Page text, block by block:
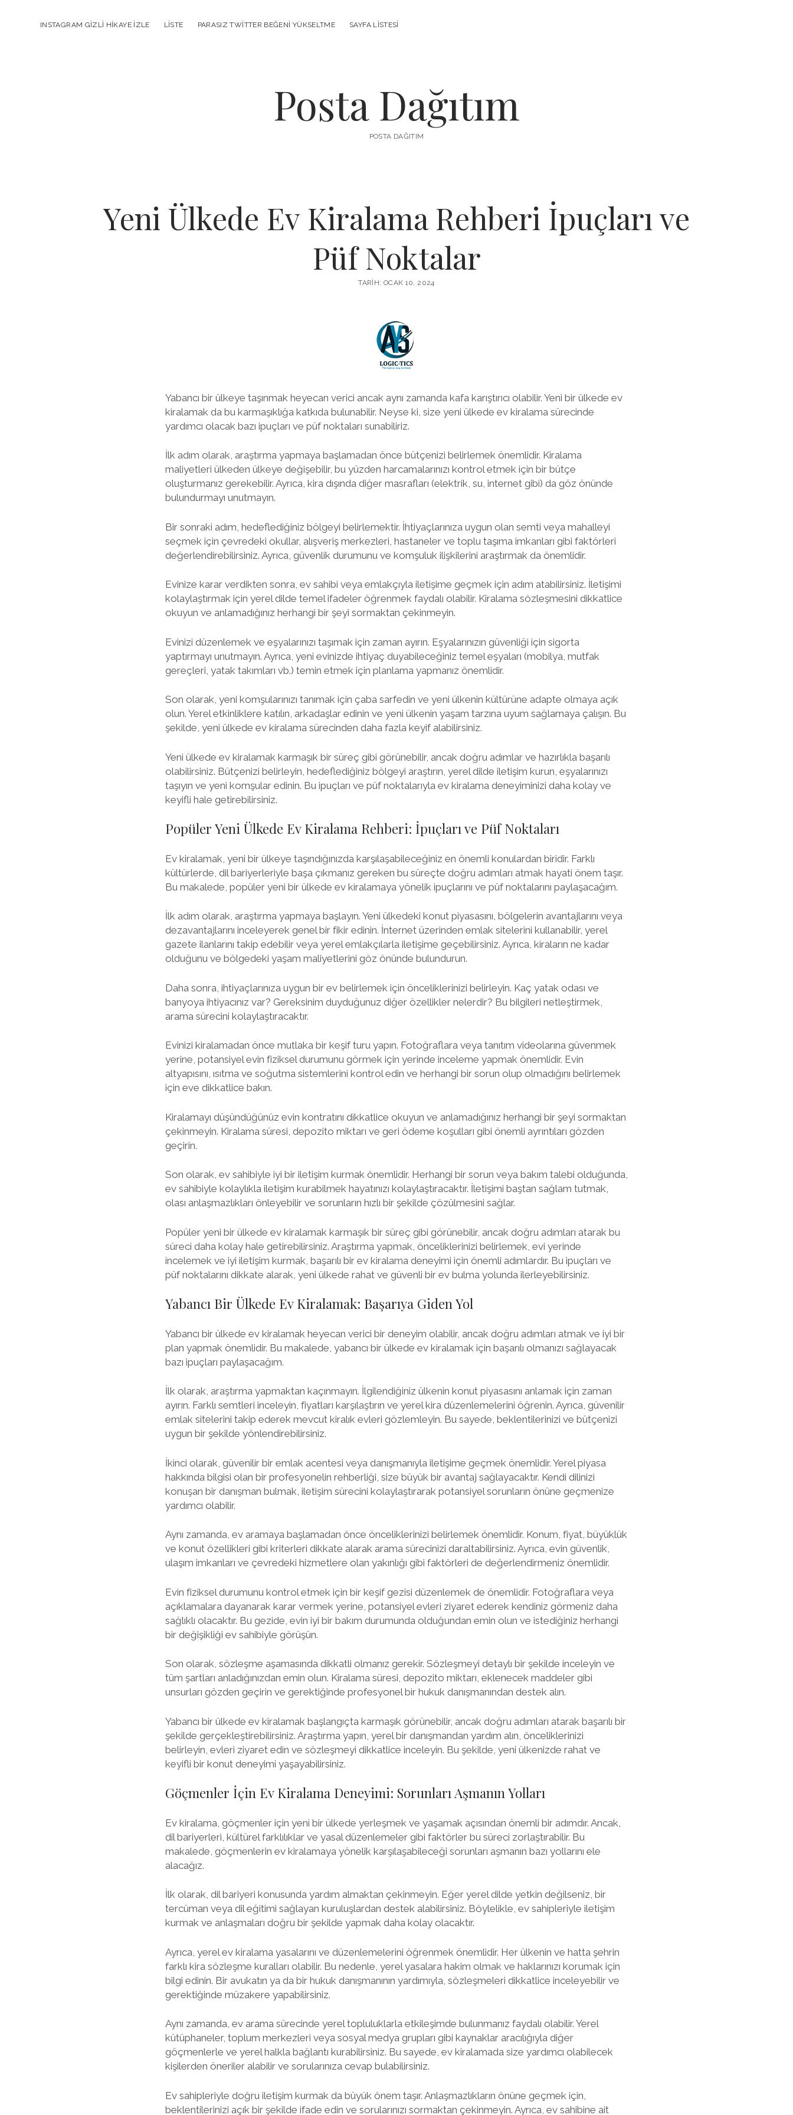
INSTAGRAM GIZLI HIKAYE İZLE LISTE PARASIZ TWITTER BEĞENI YÜKSELTME SAYFA LISTESI
Posta Dağıtım
POSTA DAĞITIM
Yeni Ülkede Ev Kiralama Rehberi İpuçları ve
Püf Noktalar
TARIH: OCAK 10, 2024
Yabancı bir ülkeye taşınmak heyecan verici ancak aynı zamanda kafa karıştırıcı olabilir. Yeni bir ülkede ev
kiralamak da bu karmaşıklığa katkıda bulunabilir. Neyse ki, size yeni ülkede ev kiralama sürecinde
yardımcı olacak bazı ipuçları ve püf noktaları sunabiliriz.
İlk adım olarak, araştırma yapmaya başlamadan önce bütçenizi belirlemek önemlidir. Kiralama
maliyetleri ülkeden ülkeye değişebilir, bu yüzden harcamalarınızı kontrol etmek için bir bütçe
oluşturmanız gerekebilir. Ayrıca, kira dışında diğer masrafları (elektrik, su, internet gibi) da göz önünde
bulundurmayı unutmayın.
Bir sonraki adım, hedeflediğiniz bölgeyi belirlemektir. İhtiyaçlarınıza uygun olan semti veya mahalleyi
seçmek için çevredeki okullar, alışveriş merkezleri, hastaneler ve toplu taşıma imkanları gibi faktörleri
değerlendirebilirsiniz. Ayrıca, güvenlik durumunu ve komşuluk ilişkilerini araştırmak da önemlidir.
Evinize karar verdikten sonra, ev sahibi veya emlakçıyla iletişime geçmek için adım atabilirsiniz. İletişimi
kolaylaştırmak için yerel dilde temel ifadeler öğrenmek faydalı olabilir. Kiralama sözleşmesini dikkatlice
okuyun ve anlamadığınız herhangi bir şeyi sormaktan çekinmeyin.
Evinizi düzenlemek ve eşyalarınızı taşımak için zaman ayırın. Eşyalarınızın güvenliği için sigorta
yaptırmayı unutmayın. Ayrıca, yeni evinizde ihtiyaç duyabileceğiniz temel eşyaları (mobilya, mutfak
gereçleri, yatak takımları vb.) temin etmek için planlama yapmanız önemlidir.
Son olarak, yeni komşularınızı tanımak için çaba sarfedin ve yeni ülkenin kültürüne adapte olmaya açık
olun. Yerel etkinliklere katılın, arkadaşlar edinin ve yeni ülkenin yaşam tarzına uyum sağlamaya çalışın. Bu
şekilde, yeni ülkede ev kiralama sürecinden daha fazla keyif alabilirsiniz.
Yeni ülkede ev kiralamak karmaşık bir süreç gibi görünebilir, ancak doğru adımlar ve hazırlıkla başarılı
olabilirsiniz. Bütçenizi belirleyin, hedeflediğiniz bölgeyi araştırın, yerel dilde iletişim kurun, eşyalarınızı
taşıyın ve yeni komşular edinin. Bu ipuçları ve püf noktalarıyla ev kiralama deneyiminizi daha kolay ve
keyifli hale getirebilirsiniz.
Popüler Yeni Ülkede Ev Kiralama Rehberi: İpuçları ve Püf Noktaları
Ev kiralamak, yeni bir ülkeye taşındığınızda karşılaşabileceğiniz en önemli konulardan biridir. Farklı
kültürlerde, dil bariyerleriyle başa çıkmanız gereken bu süreçte doğru adımları atmak hayati önem taşır.
Bu makalede, popüler yeni bir ülkede ev kiralamaya yönelik ipuçlarını ve püf noktalarını paylaşacağım.
İlk adım olarak, araştırma yapmaya başlayın. Yeni ülkedeki konut piyasasını, bölgelerin avantajlarını veya
dezavantajlarını inceleyerek genel bir fikir edinin. İnternet üzerinden emlak sitelerini kullanabilir, yerel
gazete ilanlarını takip edebilir veya yerel emlakçılarla iletişime geçebilirsiniz. Ayrıca, kiraların ne kadar
olduğunu ve bölgedeki yaşam maliyetlerini göz önünde bulundurun.
Daha sonra, ihtiyaçlarınıza uygun bir ev belirlemek için önceliklerinizi belirleyin. Kaç yatak odası ve
banyoya ihtiyacınız var? Gereksinim duyduğunuz diğer özellikler nelerdir? Bu bilgileri netleştirmek,
arama sürecini kolaylaştıracaktır.
Evinizi kiralamadan önce mutlaka bir keşif turu yapın. Fotoğraflara veya tanıtım videolarına güvenmek
yerine, potansiyel evin fiziksel durumunu görmek için yerinde inceleme yapmak önemlidir. Evin
altyapısını, ısıtma ve soğutma sistemlerini kontrol edin ve herhangi bir sorun olup olmadığını belirlemek
için eve dikkatlice bakın.
Kiralamayı düşündüğünüz evin kontratını dikkatlice okuyun ve anlamadığınız herhangi bir şeyi sormaktan
çekinmeyin. Kiralama süresi, depozito miktarı ve geri ödeme koşulları gibi önemli ayrıntıları gözden
geçirin.
Son olarak, ev sahibiyle iyi bir iletişim kurmak önemlidir. Herhangi bir sorun veya bakım talebi olduğunda,
ev sahibiyle kolaylıkla iletişim kurabilmek hayatınızı kolaylaştıracaktır. İletişimi baştan sağlam tutmak,
olası anlaşmazlıkları önleyebilir ve sorunların hızlı bir şekilde çözülmesini sağlar.
Popüler yeni bir ülkede ev kiralamak karmaşık bir süreç gibi görünebilir, ancak doğru adımları atarak bu
süreci daha kolay hale getirebilirsiniz. Araştırma yapmak, önceliklerinizi belirlemek, evi yerinde
incelemek ve iyi iletişim kurmak, başarılı bir ev kiralama deneyimi için önemli adımlardır. Bu ipuçları ve
püf noktalarını dikkate alarak, yeni ülkede rahat ve güvenli bir ev bulma yolunda ilerleyebilirsiniz.
Yabancı Bir Ülkede Ev Kiralamak: Başarıya Giden Yol
Yabancı bir ülkede ev kiralamak heyecan verici bir deneyim olabilir, ancak doğru adımları atmak ve iyi bir
plan yapmak önemlidir. Bu makalede, yabancı bir ülkede ev kiralamak için başarılı olmanızı sağlayacak
bazı ipuçları paylaşacağım.
İlk olarak, araştırma yapmaktan kaçınmayın. İlgilendiğiniz ülkenin konut piyasasını anlamak için zaman
ayırın. Farklı semtleri inceleyin, fiyatları karşılaştırın ve yerel kira düzenlemelerini öğrenin. Ayrıca, güvenilir
emlak sitelerini takip ederek mevcut kiralık evleri gözlemleyin. Bu sayede, beklentilerinizi ve bütçenizi
uygun bir şekilde yönlendirebilirsiniz.
İkinci olarak, güvenilir bir emlak acentesi veya danışmanıyla iletişime geçmek önemlidir. Yerel piyasa
hakkında bilgisi olan bir profesyonelin rehberliği, size büyük bir avantaj sağlayacaktır. Kendi dilinizi
konuşan bir danışman bulmak, iletişim sürecini kolaylaştırarak potansiyel sorunların önüne geçmenize
yardımcı olabilir.
Aynı zamanda, ev aramaya başlamadan önce önceliklerinizi belirlemek önemlidir. Konum, fiyat, büyüklük
ve konut özellikleri gibi kriterleri dikkate alarak arama sürecinizi daraltabilirsiniz. Ayrıca, evin güvenlik,
ulaşım imkanları ve çevredeki hizmetlere olan yakınlığı gibi faktörleri de değerlendirmeniz önemlidir.
Evin fiziksel durumunu kontrol etmek için bir keşif gezisi düzenlemek de önemlidir. Fotoğraflara veya
açıklamalara dayanarak karar vermek yerine, potansiyel evleri ziyaret ederek kendiniz görmeniz daha
sağlıklı olacaktır. Bu gezide, evin iyi bir bakım durumunda olduğundan emin olun ve istediğiniz herhangi
bir değişikliği ev sahibiyle görüşün.
Son olarak, sözleşme aşamasında dikkatli olmanız gerekir. Sözleşmeyi detaylı bir şekilde inceleyin ve
tüm şartları anladığınızdan emin olun. Kiralama süresi, depozito miktarı, eklenecek maddeler gibi
unsurları gözden geçirin ve gerektiğinde profesyonel bir hukuk danışmanından destek alın.
Yabancı bir ülkede ev kiralamak başlangıçta karmaşık görünebilir, ancak doğru adımları atarak başarılı bir
şekilde gerçekleştirebilirsiniz. Araştırma yapın, yerel bir danışmandan yardım alın, önceliklerinizi
belirleyin, evleri ziyaret edin ve sözleşmeyi dikkatlice inceleyin. Bu şekilde, yeni ülkenizde rahat ve
keyifli bir konut deneyimi yaşayabilirsiniz.
Göçmenler İçin Ev Kiralama Deneyimi: Sorunları Aşmanın Yolları
Ev kiralama, göçmenler için yeni bir ülkede yerleşmek ve yaşamak açısından önemli bir adımdır. Ancak,
dil bariyerleri, kültürel farklılıklar ve yasal düzenlemeler gibi faktörler bu süreci zorlaştırabilir. Bu
makalede, göçmenlerin ev kiralamaya yönelik karşılaşabileceği sorunları aşmanın bazı yollarını ele
alacağız.
İlk olarak, dil bariyeri konusunda yardım almaktan çekinmeyin. Eğer yerel dilde yetkin değilseniz, bir
tercüman veya dil eğitimi sağlayan kuruluşlardan destek alabilirsiniz. Böylelikle, ev sahipleriyle iletişim
kurmak ve anlaşmaları doğru bir şekilde yapmak daha kolay olacaktır.
Ayrıca, yerel ev kiralama yasalarını ve düzenlemelerini öğrenmek önemlidir. Her ülkenin ve hatta şehrin
farklı kira sözleşme kuralları olabilir. Bu nedenle, yerel yasalara hakim olmak ve haklarınızı korumak için
bilgi edinin. Bir avukatın ya da bir hukuk danışmanının yardımıyla, sözleşmeleri dikkatlice inceleyebilir ve
gerektiğinde müzakere yapabilirsiniz.
Aynı zamanda, ev arama sürecinde yerel topluluklarla etkileşimde bulunmanız faydalı olabilir. Yerel
kütüphaneler, toplum merkezleri veya sosyal medya grupları gibi kaynaklar aracılığıyla diğer
göçmenlerle ve yerel halkla bağlantı kurabilirsiniz. Bu sayede, ev kiralamada size yardımcı olabilecek
kişilerden öneriler alabilir ve sorularınıza cevap bulabilirsiniz.
Ev sahipleriyle doğru iletişim kurmak da büyük önem taşır. Anlaşmazlıkların önüne geçmek için,
beklentilerinizi açık bir şekilde ifade edin ve sorularınızı sormaktan çekinmeyin. Ayrıca, ev sahibine ait